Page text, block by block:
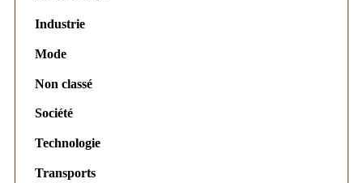
Industrie
Mode
Non classé
Société
Technologie
Transports